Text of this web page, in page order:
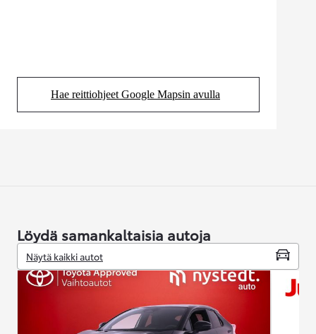
Hae reittiohjeet Google Mapsin avulla
(Aukeaa uudessa välilehdessä)
Löydä samankaltaisia autoja
Näytä kaikki autot